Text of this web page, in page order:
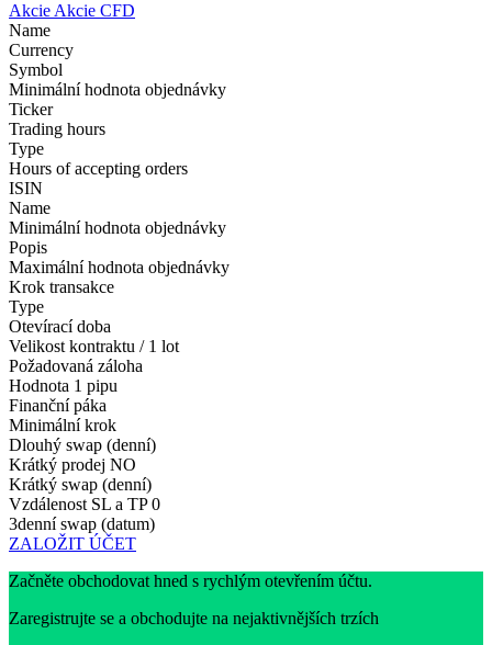
Akcie Akcie CFD
Name
Currency
Symbol
Minimální hodnota objednávky
Ticker
Trading hours
Type
Hours of accepting orders
ISIN
Name
Minimální hodnota objednávky
Popis
Maximální hodnota objednávky
Krok transakce
Type
Otevírací doba
Velikost kontraktu / 1 lot
Požadovaná záloha
Hodnota 1 pipu
Finanční páka
Minimální krok
Dlouhý swap (denní)
Krátký prodej NO
Krátký swap (denní)
Vzdálenost SL a TP 0
3denní swap (datum)
ZALOŽIT ÚČET
Začněte obchodovat hned s rychlým otevřením účtu.
Zaregistrujte se a obchodujte na nejaktivnějších trzích